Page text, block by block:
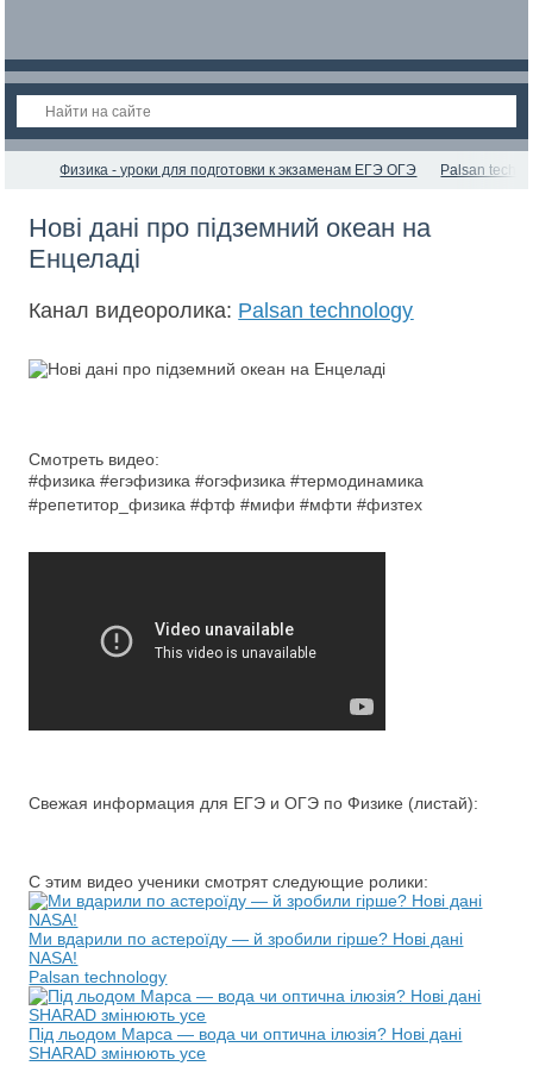
Физика - уроки для подготовки к экзаменам ЕГЭ ОГЭ Palsan
Нові дані про підземний океан на
Енцеладі
Канал видеоролика: Palsan technology
Смотреть видео:
#физика #егэфизика #огэфизика #термодинамика
#репетитор_физика #фтф #мифи #мфти #физтех
Свежая информация для ЕГЭ и ОГЭ по Физике (листай):
С этим видео ученики смотрят следующие ролики:
Ми вдарили по астероїду — й зробили гірше? Нові дані
NASA!
Palsan technology
Під льодом Марса — вода чи оптична ілюзія? Нові дані
SHARAD змінюють усе